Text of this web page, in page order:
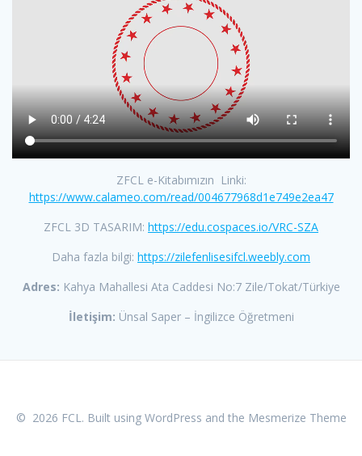
ZFCL e-Kitabımızın Linki:
https://www.calameo.com/read/004677968d1e749e2ea47
ZFCL 3D TASARIM: https://edu.cospaces.io/VRC-SZA
Daha fazla bilgi: https://zilefenlisesifcl.weebly.com
Adres: Kahya Mahallesi Ata Caddesi No:7 Zile/Tokat/Türkiye
İletişim: Ünsal Saper – İngilizce Öğretmeni
© 2026 FCL. Built using WordPress and the Mesmerize Theme